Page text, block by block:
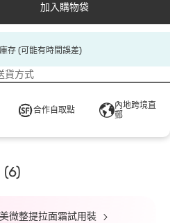
加入購物袋
存 (可能有時間誤差)
貨方式
合作自取點
內地跨境直
郵
(6)
微整提拉面霜試用裝